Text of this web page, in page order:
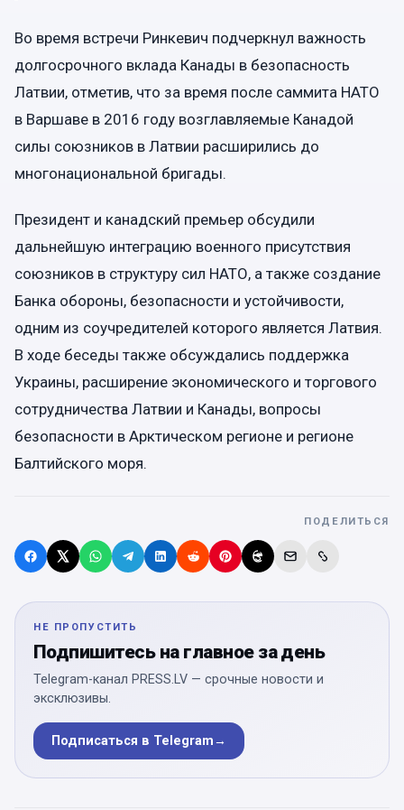
Во время встречи Ринкевич подчеркнул важность
долгосрочного вклада Канады в безопасность
Латвии, отметив, что за время после саммита НАТО
в Варшаве в 2016 году возглавляемые Канадой
силы союзников в Латвии расширились до
многонациональной бригады.
Президент и канадский премьер обсудили
дальнейшую интеграцию военного присутствия
союзников в структуру сил НАТО, а также создание
Банка обороны, безопасности и устойчивости,
одним из соучредителей которого является Латвия.
В ходе беседы также обсуждались поддержка
Украины, расширение экономического и торгового
сотрудничества Латвии и Канады, вопросы
безопасности в Арктическом регионе и регионе
Балтийского моря.
ПОДЕЛИТЬСЯ
НЕ ПРОПУСТИТЬ
Подпишитесь на главное за день
Telegram-канал PRESS.LV — срочные новости и
эксклюзивы.
Подписаться в Telegram→